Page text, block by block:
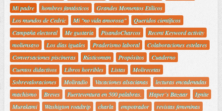
Mi padre
hombres fantásticos
Grandes Momentos Etílicos
Los mundos de Cedric
Mi "no vida amorosa"
Queridos científicos
Campaña electoral
Me gustaría PisandoCharcos
Recent Keyword activity
moliensayo
Los días iguales Praderismo laboral
Colaboraciones estelares
Conversaciones piscineras
Rústicoman Propósitos
Cuaderno
Cuentos didactivos
Libros horribles Listas
Molirecetas
Sobrevaloraciones
Moliradio Vacaciones alsacianas
lecturas encadenadas
machismo
Breves Fuerteventura en 500 palabras. Haper´s Bazaar
Ignite
Murakami
Washigton roadtrip charla empotrador
revistas femeninas